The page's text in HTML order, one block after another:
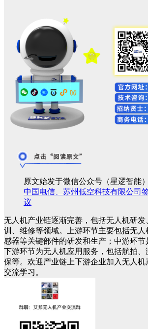
原文始发于微信公众号（星逻智能）
中国电信、苏州低空科技有限公司
议
无人机产业链逐渐完善，包括无人机研
训、维修等领域。上游环节主要包括无
感器等关键部件的研发和生产；中游环节
下游环节为无人机应用服务，包括航拍
保等。欢迎产业链上下游企业加入无人机
交流学习。